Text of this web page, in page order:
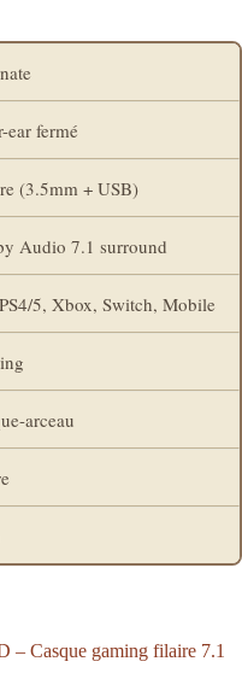
ear fermé
(3.5mm + USB)
Audio 7.1 surround
5, Xbox, Switch, Mobile
arceau
– Casque gaming filaire 7.1